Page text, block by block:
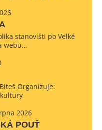
stanovišti po Velké
webu…
Organizuje:
2026
POUŤ